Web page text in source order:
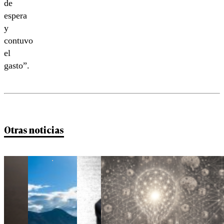
de
espera
y
contuvo
el
gasto”.
Otras noticias